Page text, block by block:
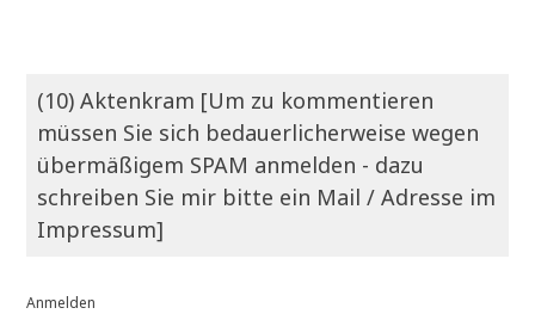
(10) Aktenkram [Um zu kommentieren
müssen Sie sich bedauerlicherweise wegen
übermäßigem SPAM anmelden - dazu
schreiben Sie mir bitte ein Mail / Adresse im
Impressum]
Anmelden